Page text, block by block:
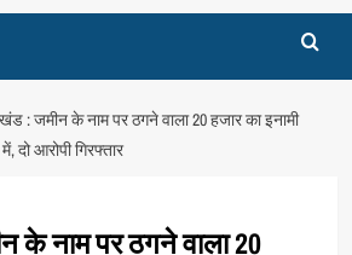
: जमीन के नाम पर ठगने वाला 20 हजार का इनामी
दो आरोपी गिरफ्तार
के नाम पर ठगने वाला 20